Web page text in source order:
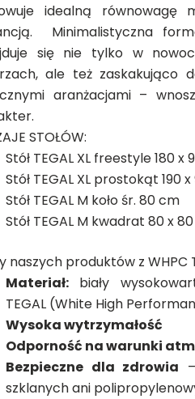
idealną równowagę
Minimalistyczna
się nie tylko w
ale też zaskakująco
aranżacjami –
STOŁÓW:
Stół TEGAL XL freestyle 180 x
Stół TEGAL XL prostokąt 190
Stół TEGAL M koło śr. 80 cm
Stół TEGAL M kwadrat 80 x
naszych produktów z WHPC
Materiał: biały
TEGAL (White High
Wysoka wytrzymałość
Odporność na warunki
Bezpieczne dla zdrowia
szklanych ani